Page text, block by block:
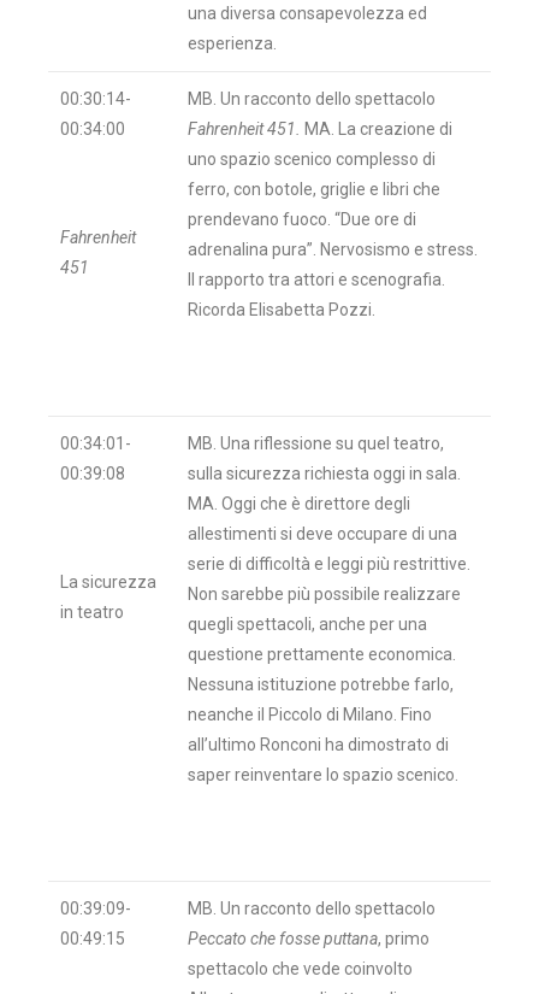
una diversa consapevolezza ed
esperienza.
00:30:14-
00:34:00
Fahrenheit
451
MB. Un racconto dello spettacolo
Fahrenheit 451.
MA. La creazione di
uno spazio scenico complesso di
ferro, con botole, griglie e libri che
prendevano fuoco. “Due ore di
adrenalina pura”. Nervosismo e stress.
Il rapporto tra attori e scenografia.
Ricorda Elisabetta Pozzi.
00:34:01-
00:39:08
La sicurezza
in teatro
MB. Una riflessione su quel teatro,
sulla sicurezza richiesta oggi in sala.
MA. Oggi che è direttore degli
allestimenti si deve occupare di una
serie di difficoltà e leggi più restrittive.
Non sarebbe più possibile realizzare
quegli spettacoli, anche per una
questione prettamente economica.
Nessuna istituzione potrebbe farlo,
neanche il Piccolo di Milano. Fino
all’ultimo Ronconi ha dimostrato di
saper reinventare lo spazio scenico.
00:39:09-
00:49:15
MB. Un racconto dello spettacolo
Peccato che fosse puttana, primo
spettacolo che vede coinvolto